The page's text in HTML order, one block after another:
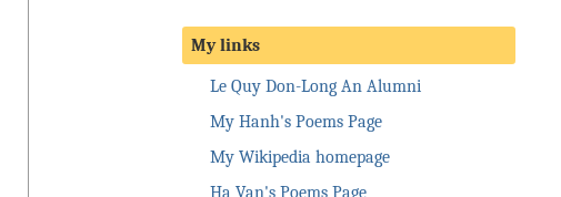
My links
Le Quy Don-Long An Alumni
My Hanh's Poems Page
My Wikipedia homepage
Ha Van's Poems Page